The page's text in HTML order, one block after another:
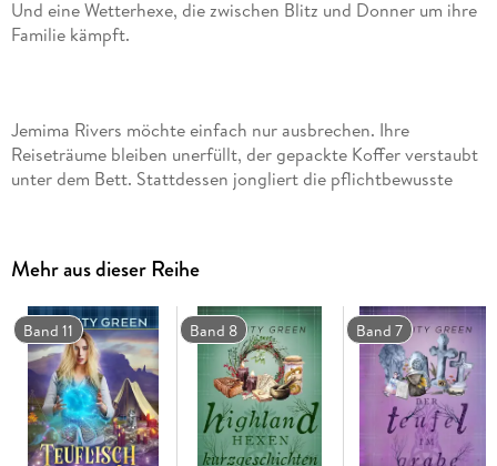
Und eine Wetterhexe, die zwischen Blitz und Donner um ihre
Familie kämpft.
Jemima Rivers möchte einfach nur ausbrechen. Ihre
Reiseträume bleiben unerfüllt, der gepackte Koffer verstaubt
unter dem Bett. Stattdessen jongliert die pflichtbewusste
in einen magischen Sturm - und landet mit voller Wucht
mitten in einem möglichen Mordfall und einem Haufen
düsterer Geheimnisse.
Während Jemima zögert, einem geheimnisvollen Fremden zu
vertrauen, zieht das nächste Unwetter auf: Ein mysteriöser
Mehr aus dieser Reihe
Band 11 Band 8 Band 7